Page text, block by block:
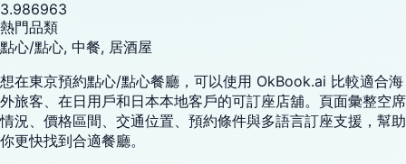
3.986963
熱門品類
點心/點心, 中餐, 居酒屋
想在東京預約點心/點心餐廳，可以使用 OkBook.ai 比較適合海
外旅客、在日用戶和日本本地客戶的可訂座店舖。頁面彙整空席
情況、價格區間、交通位置、預約條件與多語言訂座支援，幫助
你更快找到合適餐廳。